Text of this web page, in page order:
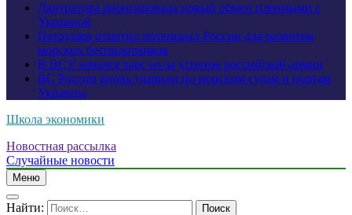
Лантратова анонсировала новый обмен пленными с
Украиной
Патрушев отметил потенциал России для развития
морских беспилотников
В ВСУ начался хаос из-за успехов российской армии
ВС России вновь ударили по морским судам и портам
Украины
Школа экономики
Новостная рассылка
Случайные новости
Меню
Найти: